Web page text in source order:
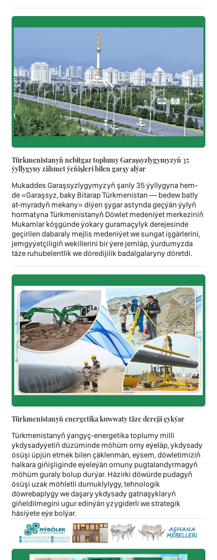
Türkmenistanyň nebitgaz toplumy Garaşsyzlygymyzyň 35
ýyllygyny zähmet ýeňişleri bilen garşy alýar
Mukaddes Garaşsyzlygymyzyň şanly 35 ýyllygyna hem-
de «Garaşsyz, baky Bitarap Türkmenistan — bedew batly
at-myradyň mekany» diýen şygar astynda geçýän ýylyň
hormatyna Türkmenistanyň Döwlet medeniýet merkeziniň
Mukamlar köşgünde ýokary guramaçylyk derejesinde
geçirilen dabaraly mejlis medeniýet we sungat işgärlerini,
jemgyýetçiligiň wekillerini bir ýere jemläp, ýurdumyzda
täze ruhubelentlik we döredijilik badalgalaryny döretdi.
Türkmenistanyň energetika kuwwaty täze derejä çykýar
Türkmenistanyň ýangyç-energetika toplumy milli
ykdysadyýetiň düzüminde möhüm orny eýeläp, ykdysady
ösüşi üpjün etmek bilen çäklenmän, eýsem, döwletimiziň
halkara giňişliginde eýeleýän ornuny pugtalandyrmagyň
möhüm guraly bolup durýar. Häzirki döwürde pudagyň
ösüşi uzak möhletli durnuklylygy, tehnologik
döwrebaplygy we daşary ykdysady gatnaşyklaryň
giňeldilmegini ugur edinýän yzygiderli we strategik
häsiýete eýe bolýar.